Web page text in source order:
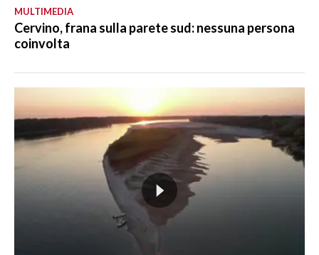
MULTIMEDIA
Cervino, frana sulla parete sud: nessuna persona
coinvolta